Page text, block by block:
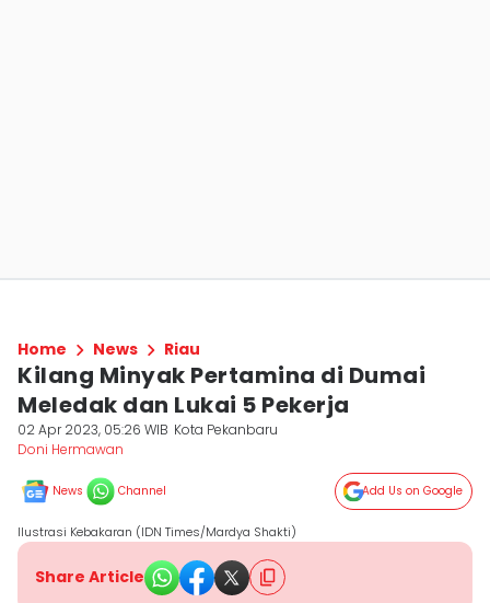
Home News Riau
Kilang Minyak Pertamina di Dumai
Meledak dan Lukai 5 Pekerja
02 Apr 2023, 05:26 WIB Kota Pekanbaru
Doni Hermawan
News Channel Add Us on Google
Ilustrasi Kebakaran (IDN Times/Mardya Shakti)
Share Article